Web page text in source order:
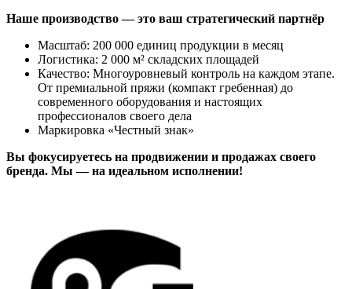
Наше производство — это ваш стратегический партнёр
Масштаб: 200 000 единиц продукции в месяц
Логистика: 2 000 м² складских площадей
Качество: Многоуровневый контроль на каждом этапе.
От премиальной пряжи (компакт гребенная) до
современного оборудования и настоящих
профессионалов своего дела
Маркировка «Честный знак»
Вы фокусируетесь на продвижении и продажах своего
бренда. Мы — на идеальном исполнении!